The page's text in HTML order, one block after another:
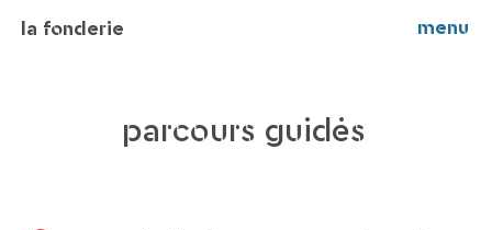
la fonderie menu
parcours guidés